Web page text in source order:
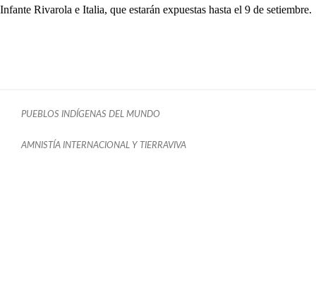
Infante Rivarola e Italia, que estarán expuestas hasta el 9 de setiembre.
PUEBLOS INDÍGENAS DEL MUNDO
AMNISTÍA INTERNACIONAL Y TIERRAVIVA